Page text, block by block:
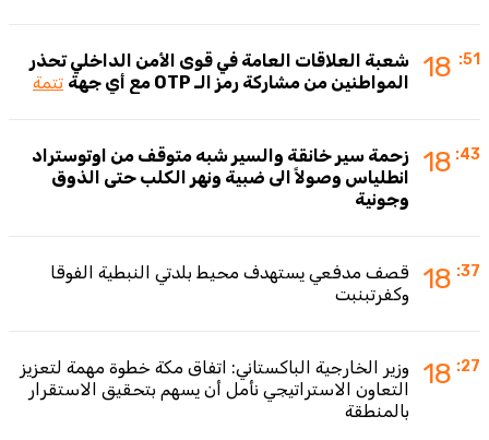
18 :51
شعبة العلاقات العامة في قوى الأمن الداخلي تحذر
المواطنين من مشاركة رمز الـ OTP مع أي جهة
تتمة
18 :43
زحمة سير خانقة والسير شبه متوقف من اوتوستراد
انطلياس وصولاً الى ضبية ونهر الكلب حتى الذوق
وجونية
18 :37
قصف مدفعي يستهدف محيط بلدتي النبطية الفوقا
وكفرتبنبت
18 :27
وزير الخارجية الباكستاني: اتفاق مكة خطوة مهمة لتعزيز
التعاون الاستراتيجي نأمل أن يسهم بتحقيق الاستقرار
بالمنطقة